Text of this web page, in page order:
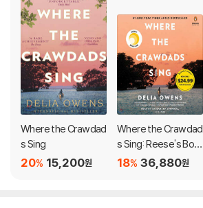
Where the Crawdad
s Sing
15,200원
20%
Where the Crawdad
s Sing: Reese's Boo
k Club (a Novel)
36,880원
18%